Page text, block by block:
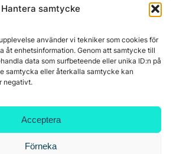
Hantera samtycke
använder vi tekniker som cookies för
åt enhetsinformation. Genom att samtycke till
data som surfbeteende eller unika ID:n på
samtycka eller återkalla samtycke kan
negativt.
Acceptera
Förneka
rådgivare vid fastighetsaffär